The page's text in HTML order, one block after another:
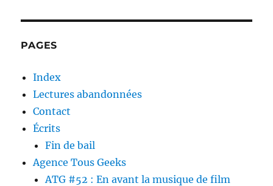
PAGES
Index
Lectures abandonnées
Contact
Écrits
Fin de bail
Agence Tous Geeks
ATG #52 : En avant la musique de film